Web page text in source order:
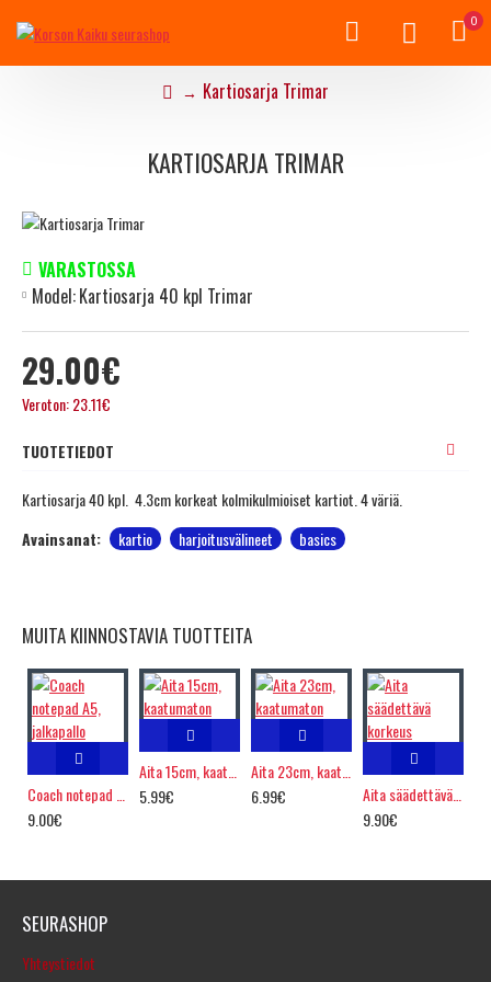
0
Kartiosarja Trimar
KARTIOSARJA TRIMAR
29.00€
Veroton: 23.11€
VARASTOSSA
Model:Kartiosarja 40 kpl Trimar
TUOTETIEDOT
Kartiosarja 40 kpl. 4.3cm korkeat kolmikulmioiset kartiot. 4 väriä.
Avainsanat:
kartio harjoitusvälineet basics
MUITA KIINNOSTAVIA TUOTTEITA
9.00€
5.99€
6.99€
Aita säädettävä korkeus
9.90€
SEURASHOP
Yhteystiedot